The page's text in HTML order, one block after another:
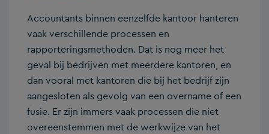
Accountants binnen eenzelfde kantoor hanteren
vaak verschillende processen en
rapporteringsmethoden. Dat is nog meer het
geval bij bedrijven met meerdere kantoren, en
dan vooral met kantoren die bij het bedrijf zijn
aangesloten als gevolg van een overname of een
fusie. Er zijn immers vaak processen die niet
overeenstemmen met de werkwijze van het